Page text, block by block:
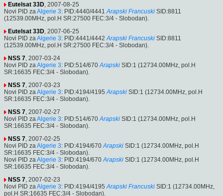
Eutelsat 33D , 2007-08-25
Novi PID za Algerie 3: PID:4440/4441 Arapski Francuski SID:8811
(12539.00MHz, pol.H SR:27500 FEC:3/4 - Slobodan).
Eutelsat 33D , 2007-06-25
Novi PID za Algerie 3: PID:4441/4442 Arapski Francuski SID:8811
(12539.00MHz, pol.H SR:27500 FEC:3/4 - Slobodan).
NSS 7 , 2007-03-24
Novi PID za Algerie 3: PID:514/670 Arapski SID:1 (12734.00MHz, pol.H
SR:16635 FEC:3/4 - Slobodan).
NSS 7 , 2007-03-23
Novi PID za Algerie 3: PID:4194/4195 Arapski SID:1 (12734.00MHz, pol.H
SR:16635 FEC:3/4 - Slobodan).
NSS 7 , 2007-02-27
Novi PID za Algerie 3: PID:514/670 Arapski SID:1 (12734.00MHz, pol.H
SR:16635 FEC:3/4 - Slobodan).
NSS 7 , 2007-02-25
Novi PID za Algerie 3: PID:4194/670 Arapski SID:1 (12734.00MHz, pol.H
SR:16635 FEC:3/4 - Slobodan).
Novi PID za Algerie 3: PID:4194/670 Arapski SID:1 (12734.00MHz, pol.H
SR:16635 FEC:3/4 - Slobodan).
NSS 7 , 2007-02-23
Novi PID za Algerie 3: PID:4194/4195 Arapski Francuski SID:1 (12734.00MHz,
pol.H SR:16635 FEC:3/4 - Slobodan).